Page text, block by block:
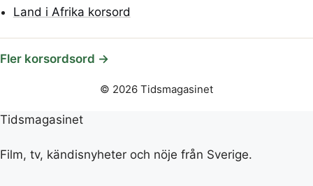
Land i Afrika korsord
Fler korsordsord →
© 2026 Tidsmagasinet
Tidsmagasinet
Film, tv, kändisnyheter och nöje från Sverige.